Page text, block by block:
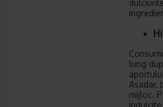
lung
Asadar,
mijloc.